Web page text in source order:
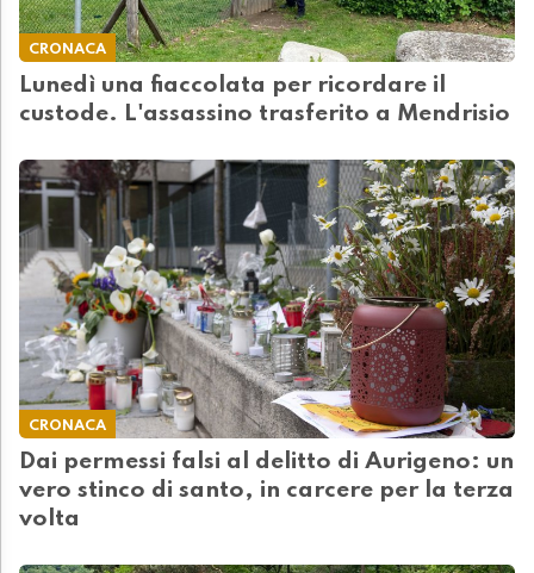
CRONACA
Lunedì una fiaccolata per ricordare il
custode. L'assassino trasferito a Mendrisio
CRONACA
Dai permessi falsi al delitto di Aurigeno: un
vero stinco di santo, in carcere per la terza
volta